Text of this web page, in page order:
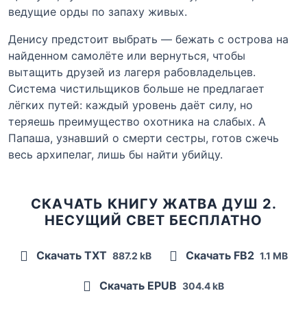
ведущие орды по запаху живых.
Денису предстоит выбрать — бежать с острова на
найденном самолёте или вернуться, чтобы
вытащить друзей из лагеря рабовладельцев.
Система чистильщиков больше не предлагает
лёгких путей: каждый уровень даёт силу, но
теряешь преимущество охотника на слабых. А
Папаша, узнавший о смерти сестры, готов сжечь
весь архипелаг, лишь бы найти убийцу.
СКАЧАТЬ КНИГУ ЖАТВА ДУШ 2.
НЕСУЩИЙ СВЕТ БЕСПЛАТНО
Скачать TXT 887.2 kB Скачать FB2 1.1 MB
Скачать EPUB 304.4 kB